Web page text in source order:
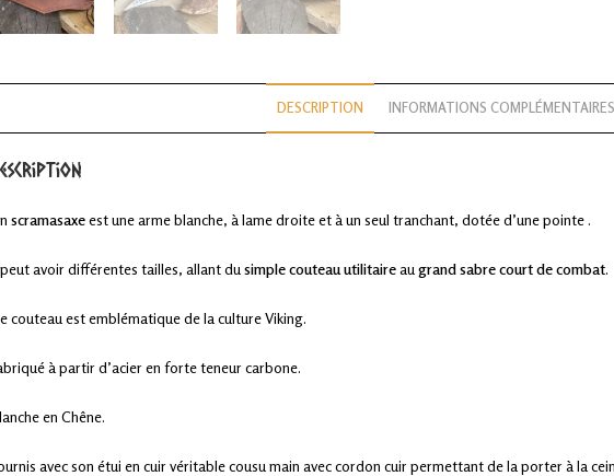
DESCRIPTION INFORMATIONS COMPLÉMENTAIRES
scramasaxeest une arme blanche, à lame droite et à un seul tranchant, dotée d’une pointe .
avoir différentes tailles, allant dusimple couteau utilitaireaugrand sabre court de combat.
couteau est emblématique de la culture Viking.
à partir d’acier en forte teneur carbone.
en Chêne.
avec son étui en cuir véritable cousu main avec cordon cuir permettant de la porter à la